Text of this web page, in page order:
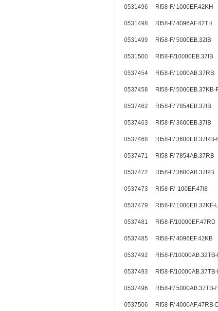
0531496 RI58-F/ 1000EF.42KH
0531498 RI58-F/ 4096AF.42TH
0531499 RI58-F/ 5000EB.32IB
0531500 RI58-F/
0537454 RI58-F/ 1000AB.37RB
0537458 RI58-F/
0537462 RI58-F/ 7854EB.37IB
0537463 RI58-F/ 3600EB.37IB
0537468 RI58-F/
0537471 RI58-F/ 7854AB.37RB
0537472 RI58-F/ 3600AB.37RB
0537473 RI58-F/ 100EF.47I8
0537479 RI58-F/
0537481 RI58-F/10000EF.47RD
0537485 RI58-F/ 4096EF.42KB
0537492 RI58-F/
0537493 RI58-F/
0537496 RI58-F/
0537506 RI58-F/